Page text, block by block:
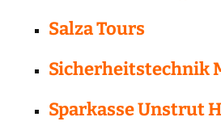
Salza Tours
Sicherheitstechnik
Sparkasse Unstrut